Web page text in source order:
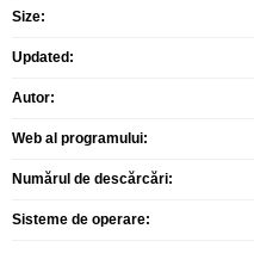
Size:
Updated:
Autor:
Web al programului:
Numărul de descărcări:
Sisteme de operare: